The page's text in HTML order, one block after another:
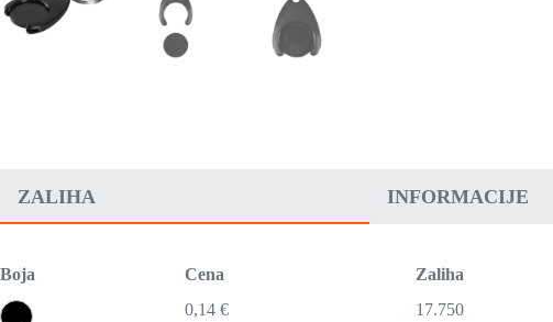
ZALIHA INFORMACIJE
Boja Cena Zaliha
0,14 €
17.750